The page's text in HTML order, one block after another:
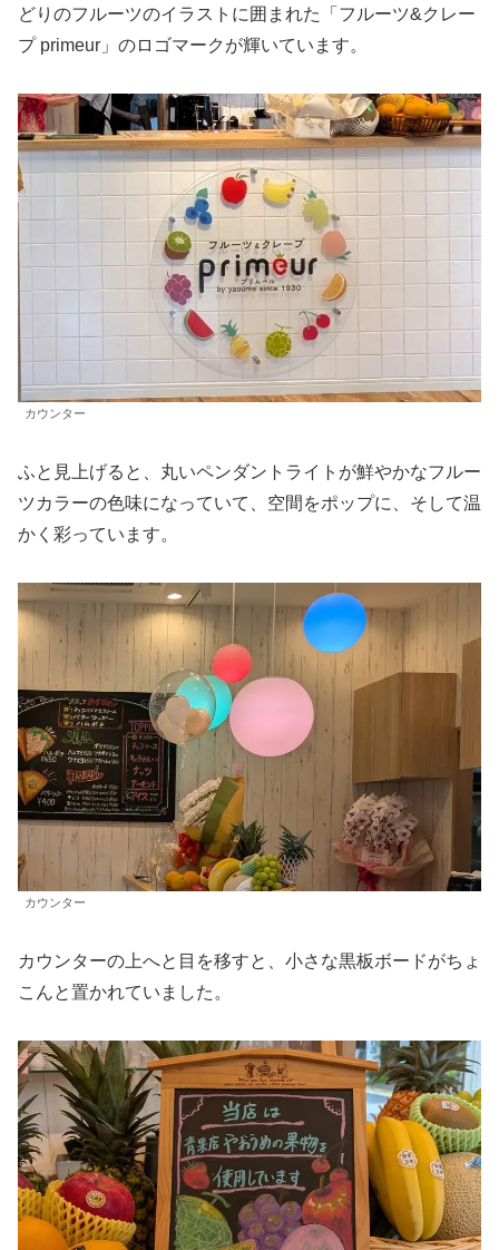
どりのフルーツのイラストに囲まれた「フルーツ&クレー
プ primeur」のロゴマークが輝いています。
カウンター
ふと見上げると、丸いペンダントライトが鮮やかなフルー
ツカラーの色味になっていて、空間をポップに、そして温
かく彩っています。
カウンター
カウンターの上へと目を移すと、小さな黒板ボードがちょ
こんと置かれていました。